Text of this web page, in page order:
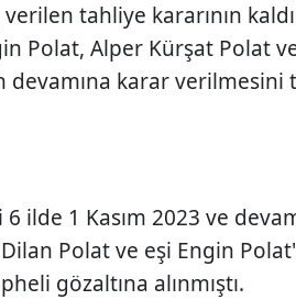
tahliye kararının
Polat, Alper Kürşat Polat
karar verilmesini
ilde 1 Kasım 2023 ve
Polat ve eşi Engin
gözaltına alınmıştı.